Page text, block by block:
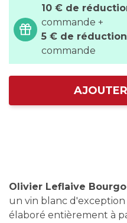
10 € de
commande +
5 € de réduction
commande
Olivier Leflaive
un vin blanc
élaboré entièrement à